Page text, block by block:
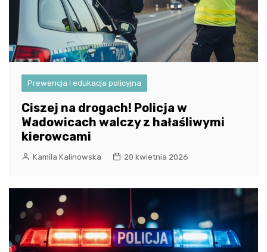
Prewencja i edukacja policyjna
Ciszej na drogach! Policja w
Wadowicach walczy z hałaśliwymi
kierowcami
Kamila Kalinowska 20 kwietnia 2026